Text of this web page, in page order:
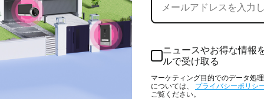
EZVIZ ア
て、不審
ます。
ニュースやお得な情報
ルで受け取る
マーケティング目的でのデータ処
については、 プライバシーポリシ
ご覧ください。